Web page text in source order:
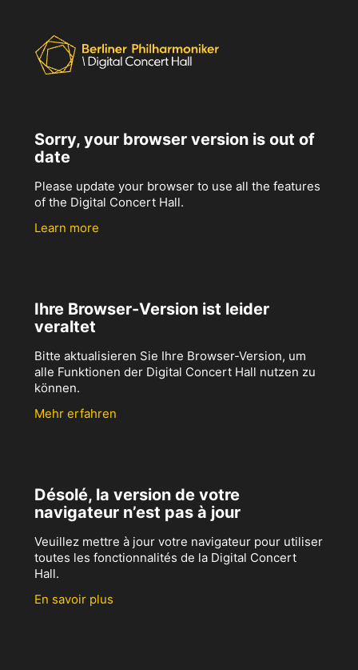
Sorry, your browser version is out of
date
Please update your browser to use all the features
of the Digital Concert Hall.
Learn more
Ihre Browser-Version ist leider
veraltet
Bitte aktualisieren Sie Ihre Browser-Version, um
alle Funktionen der Digital Concert Hall nutzen zu
können.
Mehr erfahren
Désolé, la version de votre
navigateur n’est pas à jour
Veuillez mettre à jour votre navigateur pour utiliser
toutes les fonctionnalités de la Digital Concert
Hall.
En savoir plus